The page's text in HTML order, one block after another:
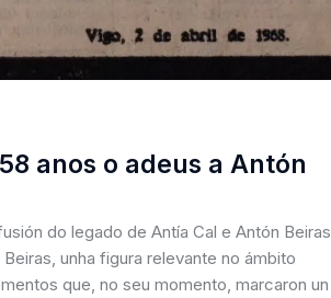
anos o adeus a Antón
do legado de Antía Cal e Antón Beiras,
unha figura relevante no ámbito
que, no seu momento, marcaron un